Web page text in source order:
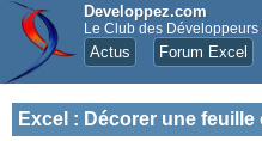
Developpez.com
Le Club des Développeurs
Actus Forum Excel
Excel : Décorer une